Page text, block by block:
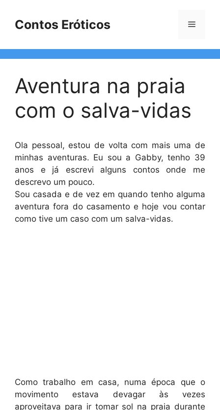
Contos Eróticos Menu
Aventura na praia
com o salva-vidas
Ola pessoal, estou de volta com mais uma de
minhas aventuras. Eu sou a Gabby, tenho 39
anos e já escrevi alguns contos onde me
descrevo um pouco.
Sou casada e de vez em quando tenho alguma
aventura fora do casamento e hoje vou contar
como tive um caso com um salva-vidas.
Como trabalho em casa, numa época que o
movimento estava devagar às vezes
aproveitava para ir tomar sol na praia durante